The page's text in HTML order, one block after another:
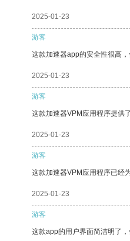
2025-01-23
游客
这款加速器app的安全性很高
2025-01-23
游客
这款加速器VPM应用程序提供
2025-01-23
游客
这款加速器VPM应用程序已经
2025-01-23
游客
这款app的用户界面简洁明了